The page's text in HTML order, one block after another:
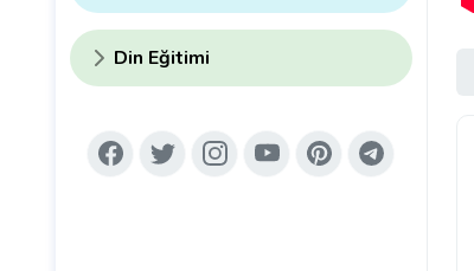
Din Eğitimi